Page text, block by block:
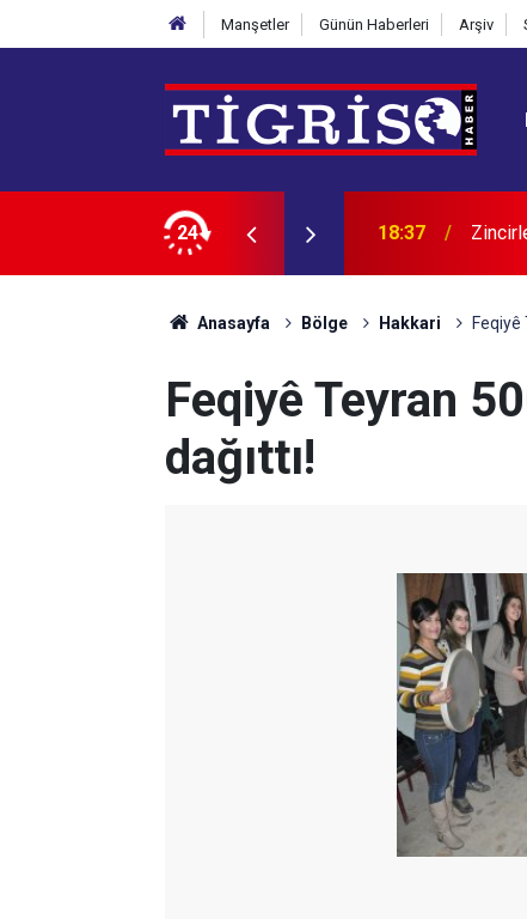
Manşetler Günün Haberleri Arşiv
24 18:29
Anasayfa Bölge Hakkari Feqiyê
Feqiyê Teyran
dağıttı!